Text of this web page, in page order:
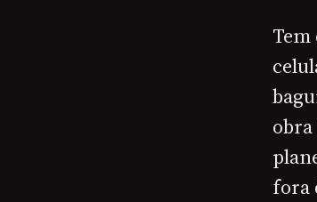
fora